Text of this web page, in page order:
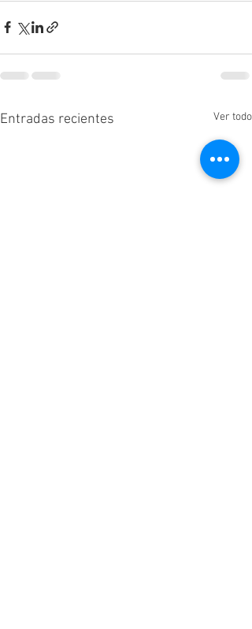
Entradas recientes Ver todo